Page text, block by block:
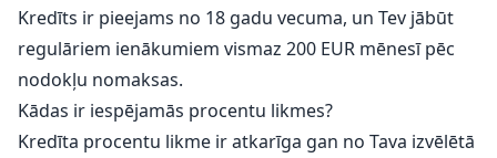
Kredīts ir pieejams no 18 gadu vecuma, un Tev jābūt
regulāriem ienākumiem vismaz 200 EUR mēnesī pēc
nodokļu nomaksas.
Kādas ir iespējamās procentu likmes?
Kredīta procentu likme ir atkarīga gan no Tava izvēlētā